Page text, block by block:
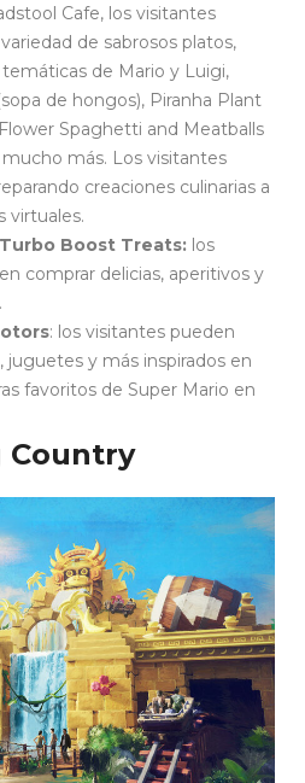
Cafe, los visitantes
de sabrosos platos,
de Mario y Luigi,
de hongos), Piranha Plant
Spaghetti and Meatballs
más. Los visitantes
creaciones culinarias a
virtuales.
Turbo Boost Treats: los
comprar delicias, aperitivos y
: los visitantes pueden
juguetes y más inspirados en
favoritos de Super Mario en
Country